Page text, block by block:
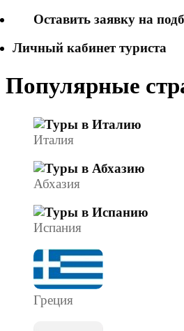
Оставить заявку на
Личный кабинет туриста
Популярные
Италия
Абхазия
Испания
Греция